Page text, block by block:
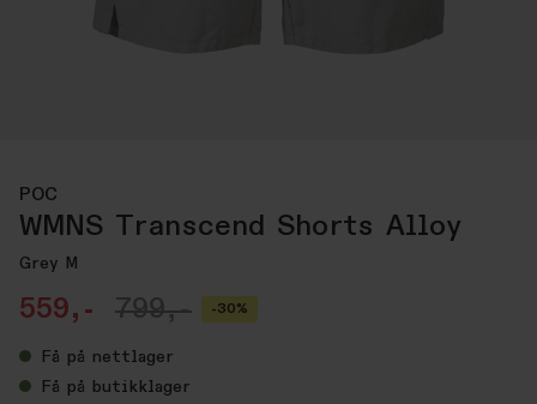
POC
WMNS Transcend Shorts Alloy
Grey M
559,- 799,- -30%
Få på nettlager
Få på butikklager